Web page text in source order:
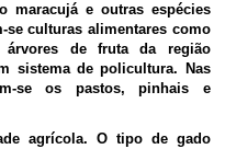
maracujá e outras espécies
culturas alimentares como
de fruta da região
sistema de policultura. Nas
se os pastos, pinhais e
agrícola. O tipo de gado